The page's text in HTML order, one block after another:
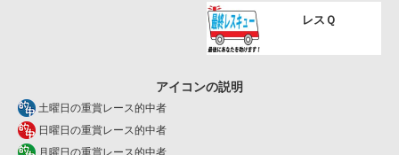
レスＱ
アイコンの説明
土曜日の重賞レース的中者
日曜日の重賞レース的中者
月曜日の重賞レース的中者